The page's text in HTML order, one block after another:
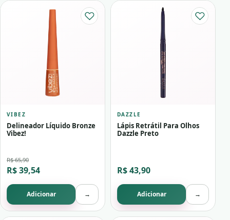
VIBEZ
Delineador Líquido Bronze
Vibez!
R$ 65,90
R$ 39,54
Adicionar →
DAZZLE
Lápis Retrátil Para Olhos
Dazzle Preto
R$ 43,90
Adicionar →